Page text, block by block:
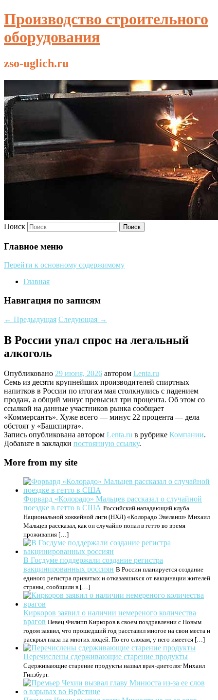
Производство строительного
оборудования
zso-uglich.ru
Поиск
Главное меню
Перейти к основному содержимому
Главная
Навигация по записям
← Предыдущая Следующая →
В России упал спрос на легальный
алкоголь
Опубликовано 29 июня, 2026 автором Lenta.ru
Семь из десяти крупнейших производителей спиртных
напитков в России по итогам мая столкнулись с падением
продаж, а общий минус превысил три процента. Об этом со
ссылкой на данные участников рынка сообщает
«Коммерсантъ». Хуже всего — минус 22 процента — дела
обстоят у «Башспирта».
Запись опубликована автором Lenta.ru в рубрике Компании.
Добавьте в закладки постоянную ссылку.
More from my site
Форвард «Колорадо» Мальцев рассказал о случайной
поездке в гетто в США Российский нападающий клуба
Национальной хоккейной лиги (НХЛ) «Колорадо Эвеланш» Михаил
Мальцев рассказал, как он случайно попал в гетто во время
проживания […]
В Госдуме поддержали создание регистра
вакцинированных россиян В России планируется создание
единого регистра привитых и отказавшихся от вакцинации жителей
страны, сообщили в […]
Киркоров заявил о наличии немереного количества
врагов Певец Филипп Киркоров в своем поздравлении с Новым
годом заявил, что прошедший год расставил многое на свои места и
раскрыл глаза на многих людей. По его словам, у него имеется […]
Перечислены сдерживающие старение продукты
Сдерживающие старение продукты назвал врач-диетолог Михаил
Гинзбург.